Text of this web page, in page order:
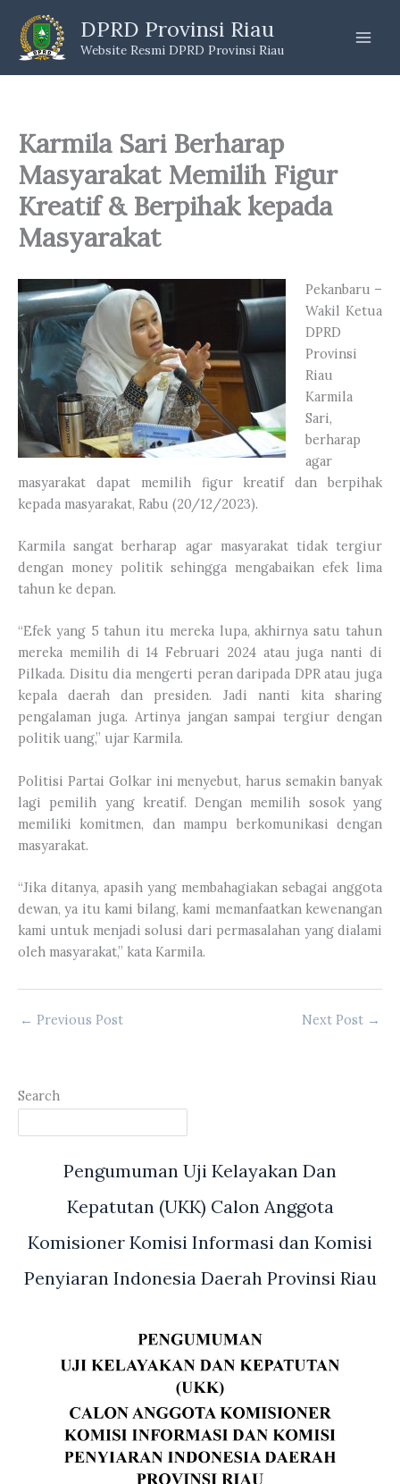
content
DPRD Provinsi Riau
Website Resmi DPRD Provinsi Riau
Karmila Sari Berharap
Masyarakat Memilih Figur
Kreatif & Berpihak kepada
Masyarakat
Pekanbaru –
Wakil Ketua
DPRD
Provinsi
Riau
Karmila
Sari,
berharap
agar
masyarakat dapat memilih figur kreatif dan berpihak
kepada masyarakat, Rabu (20/12/2023).
Karmila sangat berharap agar masyarakat tidak tergiur
dengan money politik sehingga mengabaikan efek lima
tahun ke depan.
“Efek yang 5 tahun itu mereka lupa, akhirnya satu tahun
mereka memilih di 14 Februari 2024 atau juga nanti di
Pilkada. Disitu dia mengerti peran daripada DPR atau juga
kepala daerah dan presiden. Jadi nanti kita sharing
pengalaman juga. Artinya jangan sampai tergiur dengan
politik uang,” ujar Karmila.
Politisi Partai Golkar ini menyebut, harus semakin banyak
lagi pemilih yang kreatif. Dengan memilih sosok yang
memiliki komitmen, dan mampu berkomunikasi dengan
masyarakat.
“Jika ditanya, apasih yang membahagiakan sebagai anggota
dewan, ya itu kami bilang, kami memanfaatkan kewenangan
kami untuk menjadi solusi dari permasalahan yang dialami
oleh masyarakat,” kata Karmila.
← Previous Post Next Post →
Search
Pengumuman Uji Kelayakan Dan
Kepatutan (UKK) Calon Anggota
Komisioner Komisi Informasi dan Komisi
Penyiaran Indonesia Daerah Provinsi Riau